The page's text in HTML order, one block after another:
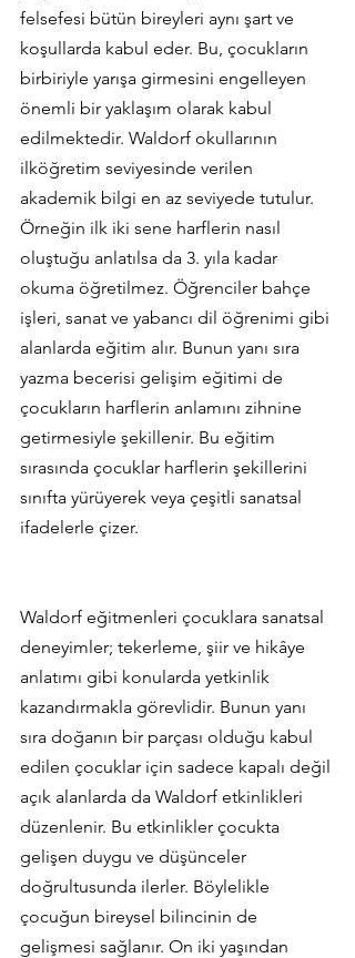
felsefesi bütün bireyleri aynı şart ve
koşullarda kabul eder. Bu, çocukların
birbiriyle yarışa girmesini engelleyen
önemli bir yaklaşım olarak kabul
edilmektedir. Waldorf okullarının
ilköğretim seviyesinde verilen
akademik bilgi en az seviyede tutulur.
Örneğin ilk iki sene harflerin nasıl
oluştuğu anlatılsa da 3. yıla kadar
okuma öğretilmez. Öğrenciler bahçe
işleri, sanat ve yabancı dil öğrenimi gibi
alanlarda eğitim alır. Bunun yanı sıra
yazma becerisi gelişim eğitimi de
çocukların harflerin anlamını zihnine
getirmesiyle şekillenir. Bu eğitim
sırasında çocuklar harflerin şekillerini
sınıfta yürüyerek veya çeşitli sanatsal
ifadelerle çizer.
Waldorf eğitmenleri çocuklara sanatsal
deneyimler; tekerleme, şiir ve hikâye
anlatımı gibi konularda yetkinlik
kazandırmakla görevlidir. Bunun yanı
sıra doğanın bir parçası olduğu kabul
edilen çocuklar için sadece kapalı değil
açık alanlarda da Waldorf etkinlikleri
düzenlenir. Bu etkinlikler çocukta
gelişen duygu ve düşünceler
doğrultusunda ilerler. Böylelikle
çocuğun bireysel bilincinin de
gelişmesi sağlanır. On iki yaşından